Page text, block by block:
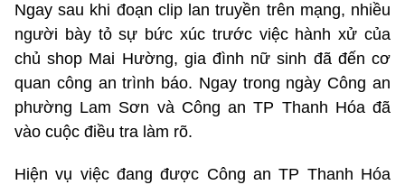
Ngay sau khi đoạn clip lan truyền trên mạng, nhiều
người bày tỏ sự bức xúc trước việc hành xử của
chủ shop Mai Hường, gia đình nữ sinh đã đến cơ
quan công an trình báo. Ngay trong ngày Công an
phường Lam Sơn và Công an TP Thanh Hóa đã
vào cuộc điều tra làm rõ.
Hiện vụ việc đang được Công an TP Thanh Hóa